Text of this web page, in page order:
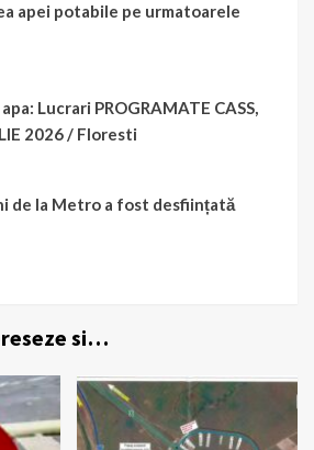
apei potabile pe urmatoarele
Lucrari PROGRAMATE CASS,
2026 / Floresti
de la Metro a fost desființată
si…